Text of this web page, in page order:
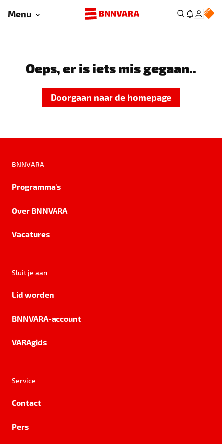
Menu
Oeps, er is iets mis gegaan..
Doorgaan naar de homepage
BNNVARA
Programma's
Over BNNVARA
Vacatures
Sluit je aan
Lid worden
BNNVARA-account
VARAgids
Service
Contact
Pers